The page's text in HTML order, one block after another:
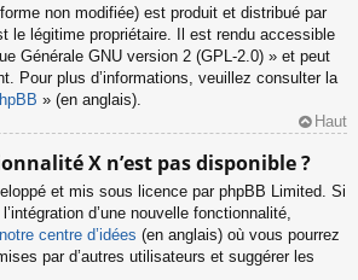
non modifiée) est produit et distribué par
le légitime propriétaire. Il est rendu accessible
Générale GNU version 2 (GPL-2.0) » et peut
Pour plus d’informations, veuillez consulter la
» (en anglais).
Haut
X n’est pas disponible ?
et mis sous licence par phpBB Limited. Si
d’une nouvelle fonctionnalité,
notre centre d’idées (en anglais) où vous pourrez
par d’autres utilisateurs et suggérer les